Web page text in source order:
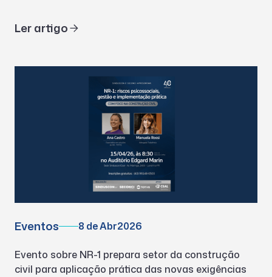
Ler artigo
Eventos 8 de Abr2026
Evento sobre NR-1 prepara setor da construção
civil para aplicação prática das novas exigências